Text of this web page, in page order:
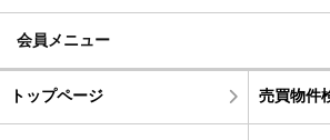
会員メニュー
トップページ 売買物件